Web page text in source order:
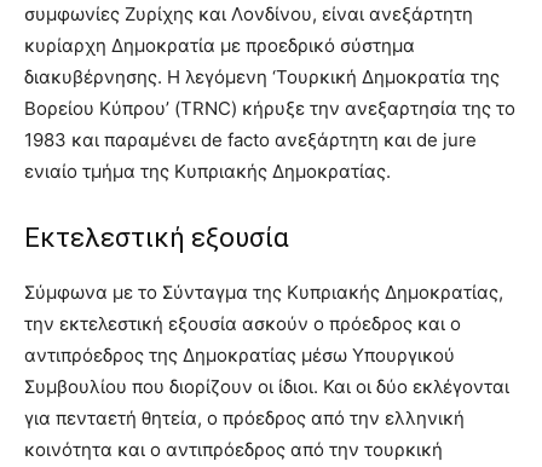
συμφωνίες Ζυρίχης και Λονδίνου, είναι ανεξάρτητη
κυρίαρχη Δημοκρατία με προεδρικό σύστημα
διακυβέρνησης. Η λεγόμενη ‘Τουρκική Δημοκρατία της
Βορείου Κύπρου’ (TRNC) κήρυξε την ανεξαρτησία της το
1983 και παραμένει de facto ανεξάρτητη και de jure
ενιαίο τμήμα της Κυπριακής Δημοκρατίας.
Εκτελεστική εξουσία
Σύμφωνα με το Σύνταγμα της Κυπριακής Δημοκρατίας,
την εκτελεστική εξουσία ασκούν ο πρόεδρος και ο
αντιπρόεδρος της Δημοκρατίας μέσω Υπουργικού
Συμβουλίου που διορίζουν οι ίδιοι. Και οι δύο εκλέγονται
για πενταετή θητεία, ο πρόεδρος από την ελληνική
κοινότητα και ο αντιπρόεδρος από την τουρκική